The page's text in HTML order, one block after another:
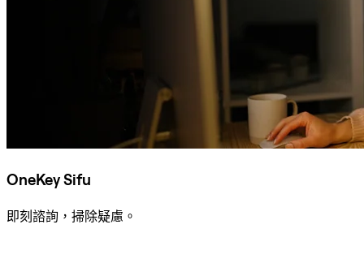
OneKey Sifu
即刻諮詢，掃除疑慮。